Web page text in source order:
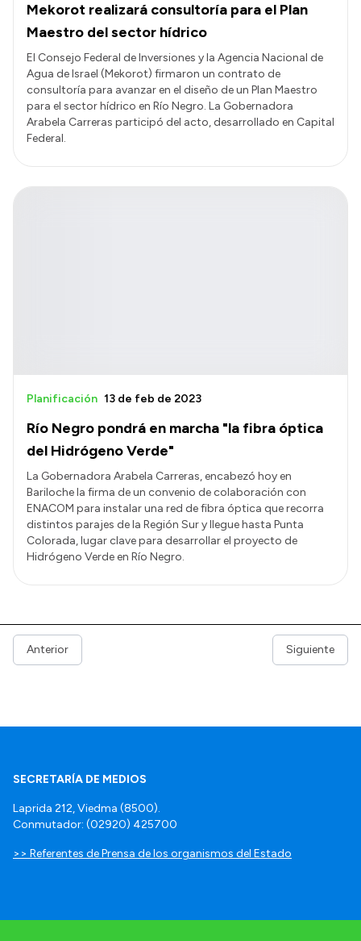
Mekorot realizará consultoría para el Plan
Maestro del sector hídrico
El Consejo Federal de Inversiones y la Agencia Nacional de
Agua de Israel (Mekorot) firmaron un contrato de
consultoría para avanzar en el diseño de un Plan Maestro
para el sector hídrico en Río Negro. La Gobernadora
Arabela Carreras participó del acto, desarrollado en Capital
Federal.
Río Negro pondrá en marcha "la fibra óptica
del Hidrógeno Verde"
Planificación 13 de feb de 2023
La Gobernadora Arabela Carreras, encabezó hoy en
Bariloche la firma de un convenio de colaboración con
ENACOM para instalar una red de fibra óptica que recorra
distintos parajes de la Región Sur y llegue hasta Punta
Colorada, lugar clave para desarrollar el proyecto de
Hidrógeno Verde en Río Negro.
Anterior Siguiente
SECRETARÍA DE MEDIOS
Laprida 212, Viedma (8500).
Conmutador: (02920) 425700
>> Referentes de Prensa de los organismos del Estado